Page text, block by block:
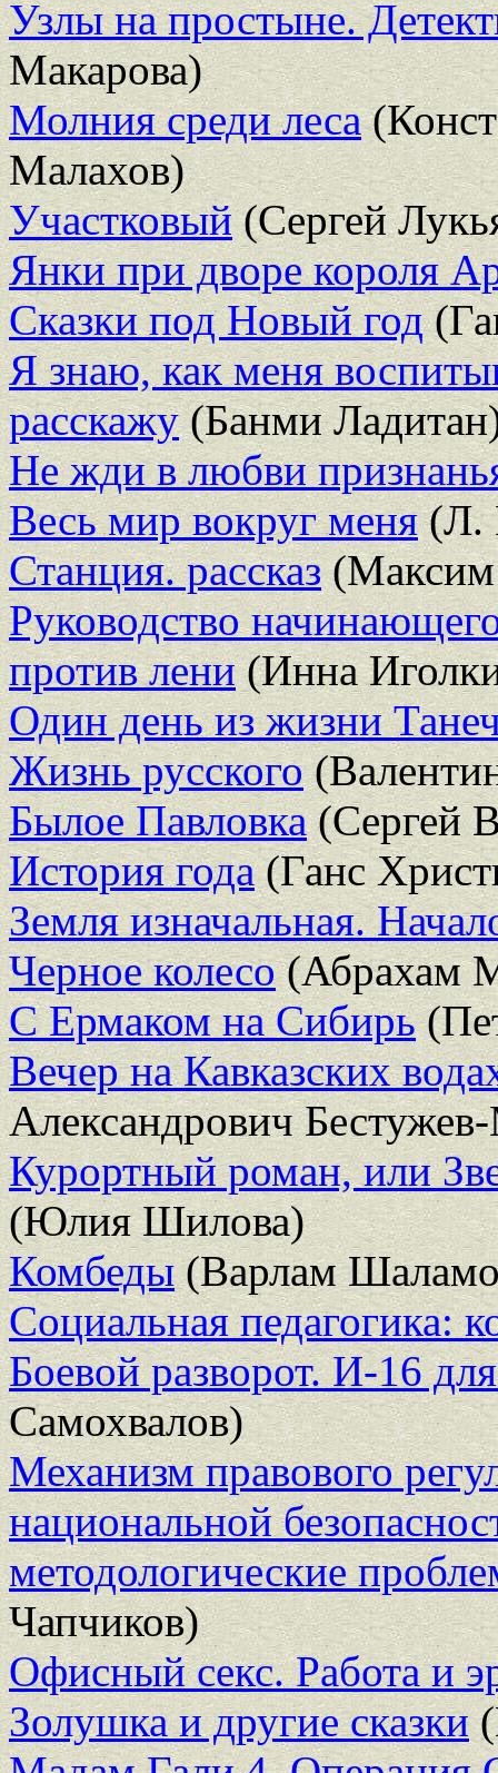
Узлы на простыне.
Макарова)
Молния среди леса
Малахов)
Участковый(Сергей
Янки при дворе короля
Сказки под Новый год
Я знаю, как меня
расскажу(Банми
Не жди в любви
Весь мир вокруг меня(Л.
Станция. рассказ(Максим
Руководство
против лени(Инна
Один день из жизни
Жизнь русского
Былое Павловка(Сергей
История года(Ганс
Земля изначальная.
Черное колесо(Абрахам
С Ермаком на Сибирь
Вечер на Кавказских
Александрович
Курортный роман, или
(Юлия Шилова)
Комбеды(Варлам
Социальная педагогика:
Боевой разворот. И-16
Самохвалов)
Механизм правового
национальной
методологические
Чапчиков)
Офисный секс. Работа и
Золушка и другие сказки